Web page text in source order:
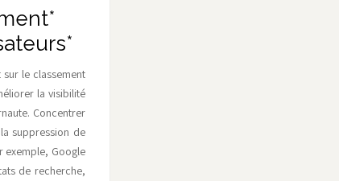
le classement
la visibilité
Concentrer
suppression de
exemple, Google
de recherche,